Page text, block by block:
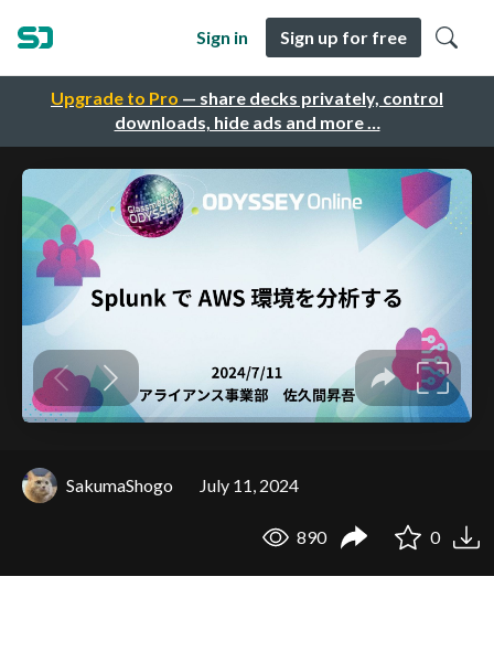
Upgrade to Pro — share decks privately, control
downloads, hide ads and more …
Sign in Sign up for free
SakumaShogo July 11, 2024
890 0